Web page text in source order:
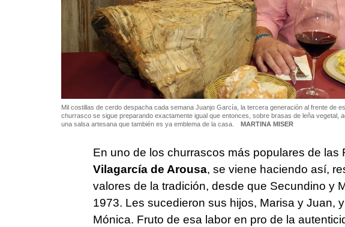
Mil costillas de cerdo despacha cada semana Juanjo García, la tercera generación al frente de
churrasco se sigue preparando exactamente igual que entonces, sobre brasas de leña vegetal,
una salsa artesana que también es ya emblema de la casa.
MARTINA MISER
En uno de los churrascos más populares de las
Vilagarcía de Arousa, se viene haciendo así,
valores de la tradición, desde que Secundino y
1973. Les sucedieron sus hijos, Marisa y Juan,
Mónica. Fruto de esa labor en pro de la